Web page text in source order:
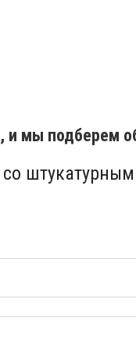
и мы подберем
со